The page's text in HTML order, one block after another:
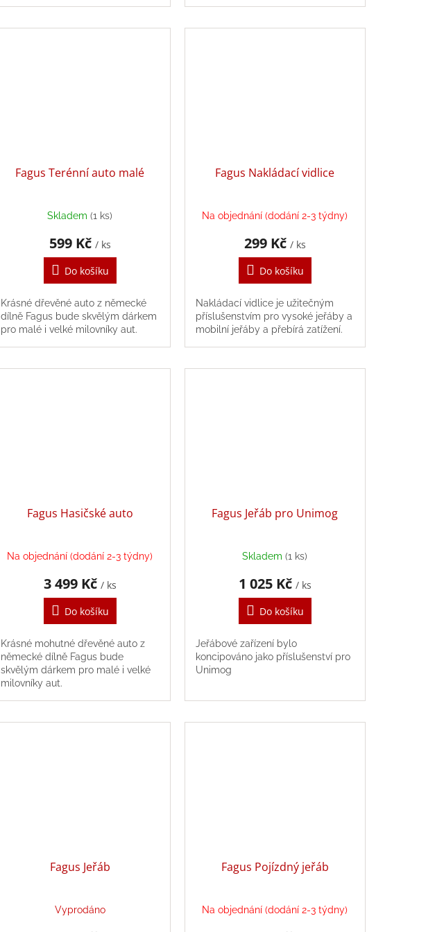
Fagus Terénní auto malé
Skladem(1 ks)
599 Kč / ks
Do košíku
Krásné dřevěné auto z německé
dílně Fagus bude skvělým dárkem
pro malé i velké milovníky aut.
Fagus Nakládací vidlice
Na objednání (dodání 2-3 týdny)
299 Kč / ks
Do košíku
Nakládací vidlice je užitečným
příslušenstvím pro vysoké jeřáby a
mobilní jeřáby a přebírá zatížení.
Fagus Hasičské auto
Na objednání (dodání 2-3 týdny)
3 499 Kč / ks
Do košíku
Krásné mohutné dřevěné auto z
německé dílně Fagus bude
skvělým dárkem pro malé i velké
milovníky aut.
Fagus Jeřáb pro Unimog
Skladem(1 ks)
1 025 Kč / ks
Do košíku
Jeřábové zařízení bylo
koncipováno jako příslušenství pro
Unimog
Fagus Jeřáb
Vyprodáno
Fagus Pojízdný jeřáb
Na objednání (dodání 2-3 týdny)